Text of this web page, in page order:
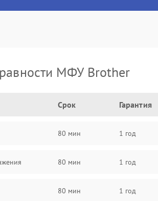
МФУ Brother
Срок Гарантия
80 мин 1 год
80 мин 1 год
80 мин 1 год